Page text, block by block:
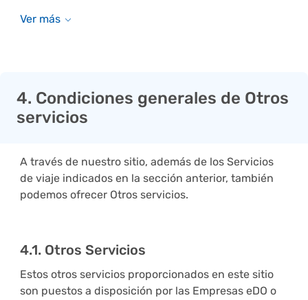
4. Condiciones generales de Otros
servicios
A través de nuestro sitio, además de los Servicios
de viaje indicados en la sección anterior, también
podemos ofrecer Otros servicios.
4.1. Otros Servicios
Estos otros servicios proporcionados en este sitio
son puestos a disposición por las Empresas eDO o